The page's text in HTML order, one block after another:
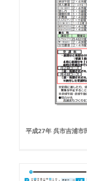
平成27年 呉市吉浦